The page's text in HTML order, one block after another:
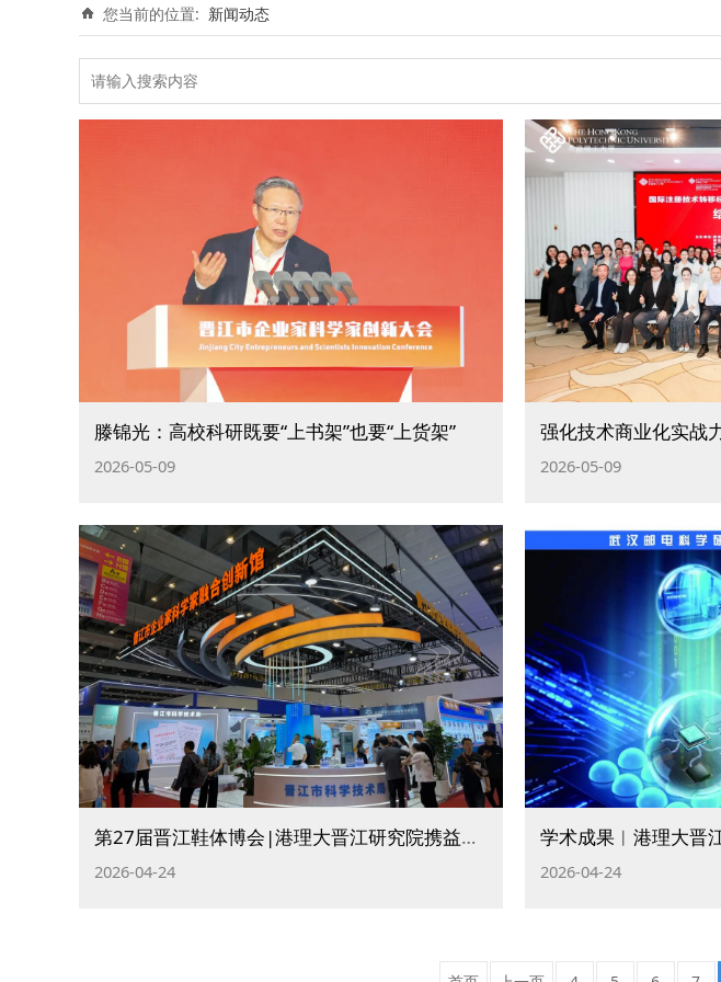
您当前的位置: 新闻动态
滕锦光：高校科研既要“上书架”也要“上货架”
2026-05-09 2026-05-09
第27届晋江鞋体博会|港理大晋江研究院携益曜科技惊艳亮相！
2026-04-24 2026-04-24